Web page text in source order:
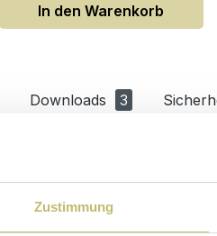
Zustimmung
In den Warenkorb
Downloads 3